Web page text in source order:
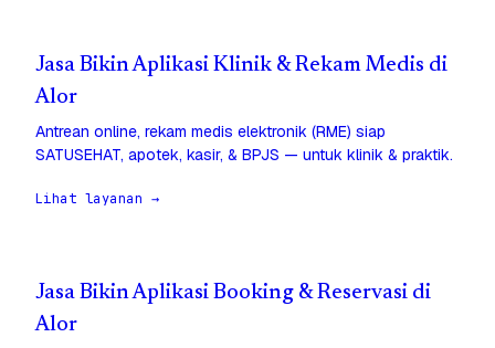
Jasa Bikin Aplikasi Klinik & Rekam Medis di
Alor
Antrean online, rekam medis elektronik (RME) siap
SATUSEHAT, apotek, kasir, & BPJS — untuk klinik & praktik.
Lihat layanan →
Jasa Bikin Aplikasi Booking & Reservasi di
Alor